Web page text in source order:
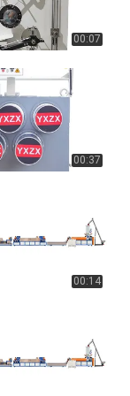
00:07
00:37
00:14